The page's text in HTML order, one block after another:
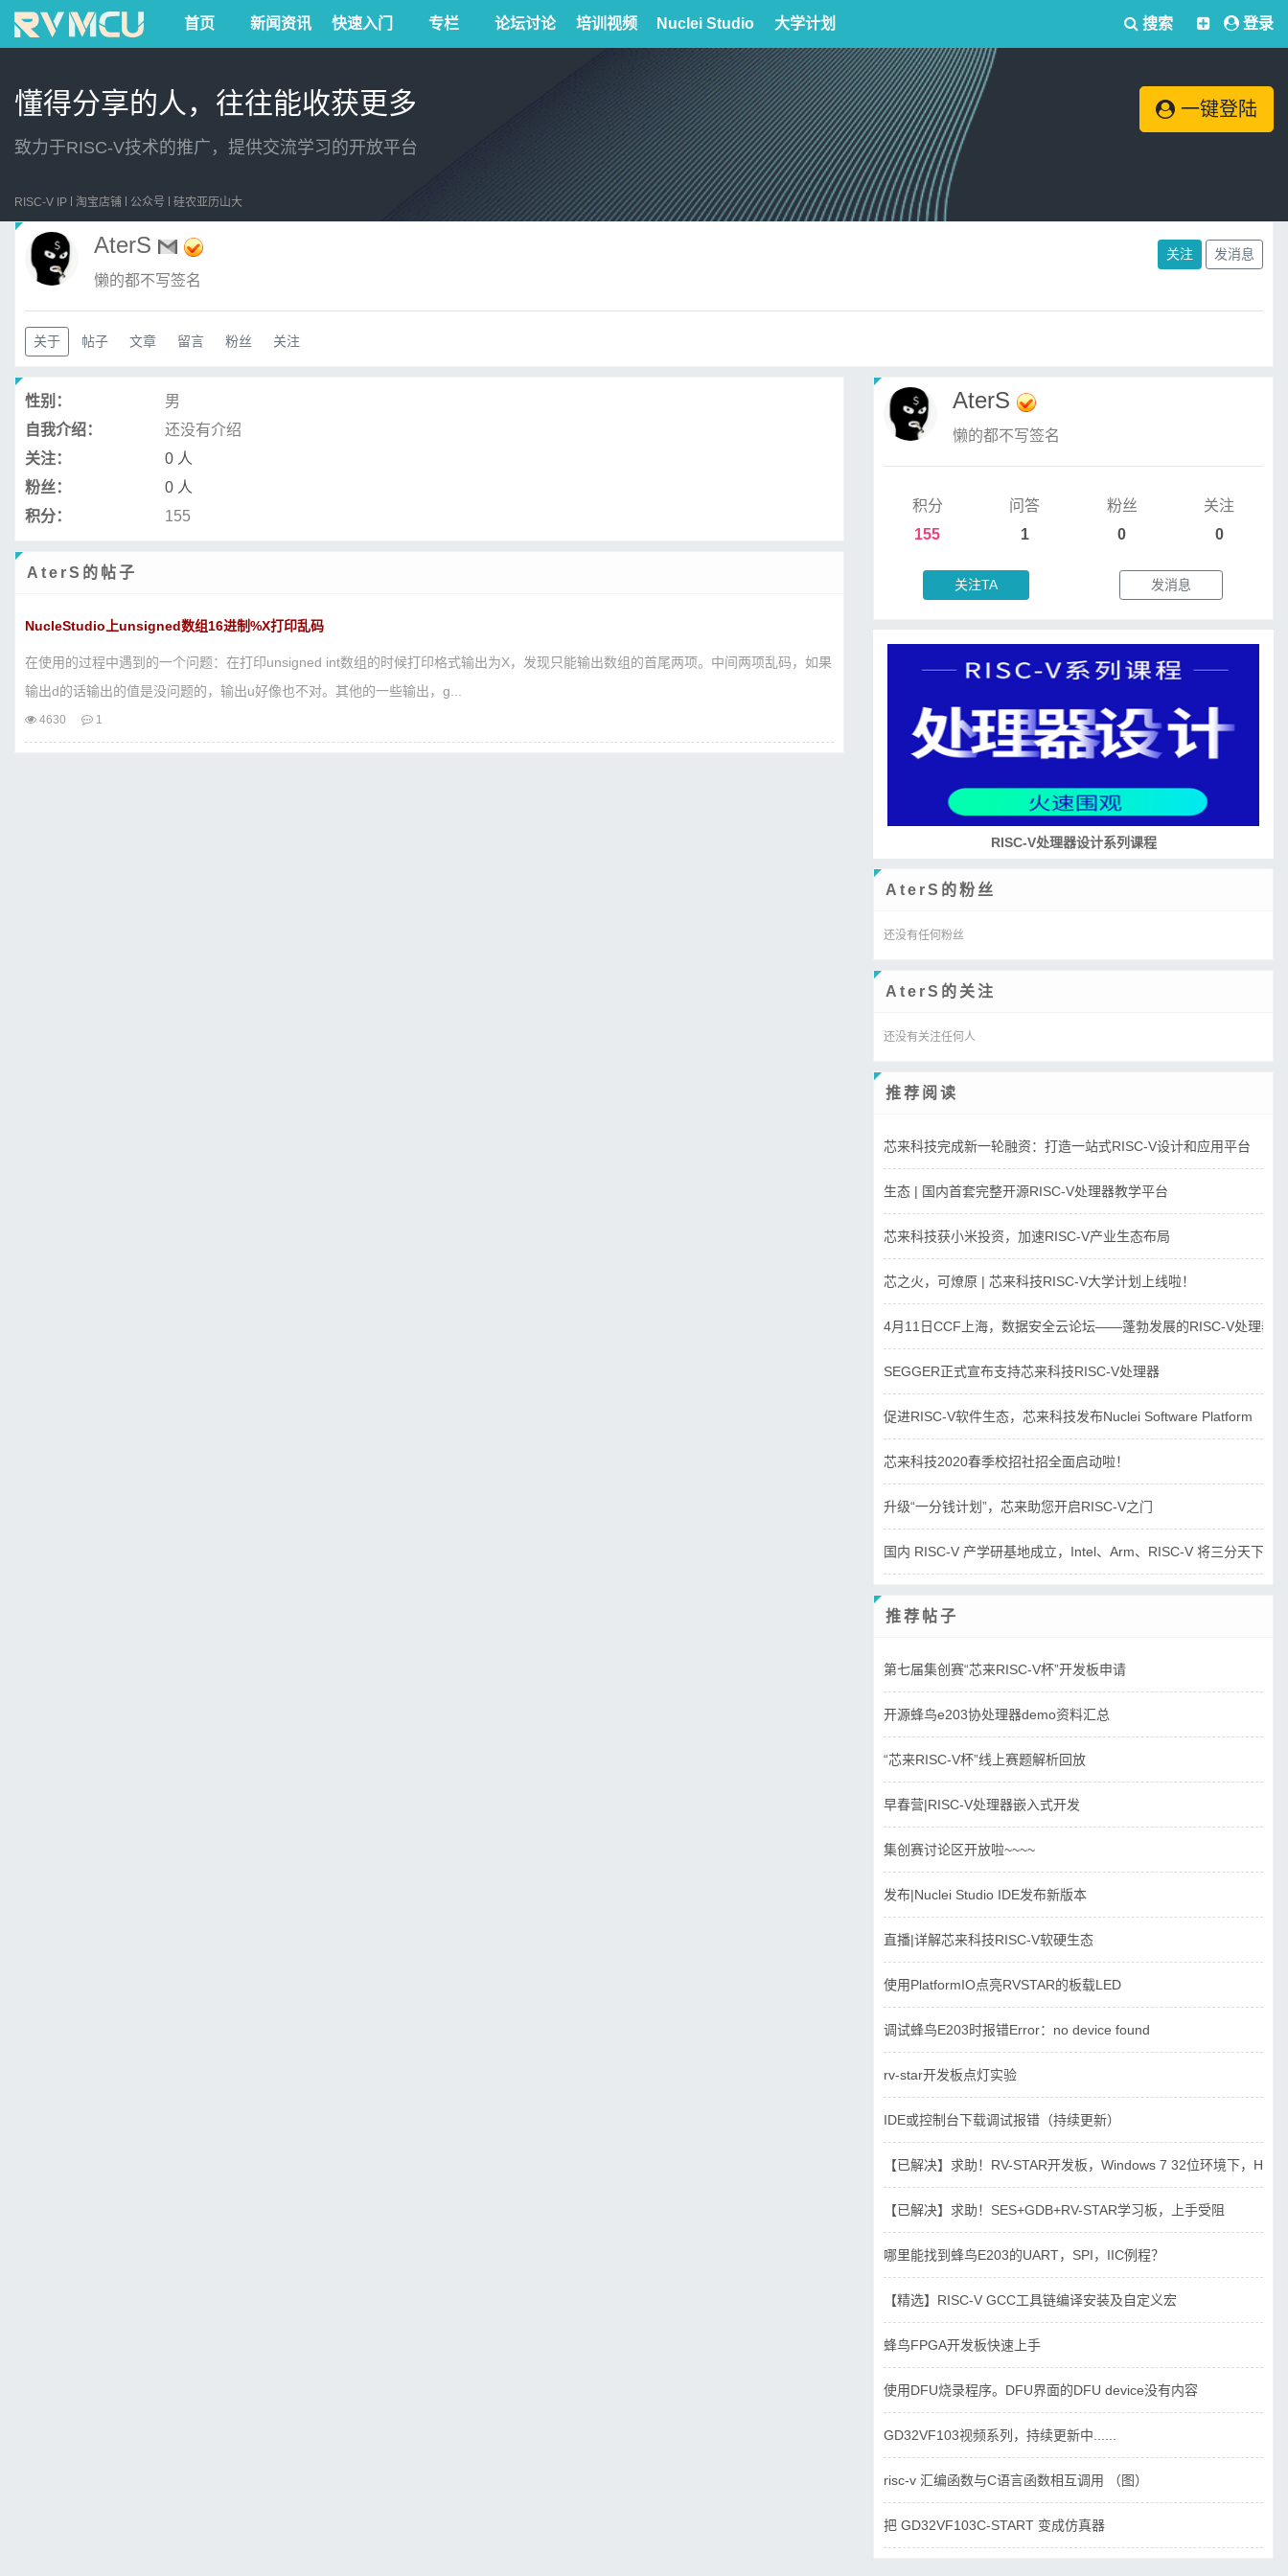
首页 新闻资讯 快速入门 专栏 论坛讨论 培训视频 Nuclei Studio 大学计划 搜索 登录
懂得分享的人，往往能收获更多
致力于RISC-V技术的推广，提供交流学习的开放平台
一键登陆
RISC-V IP 淘宝店铺 公众号 硅农亚历山大
AterS
懒的都不写签名
关注 发消息
关于 帖子 文章 留言 粉丝 关注
性别：
男
自我介绍：
还没有介绍
关注：
0 人
粉丝：
0 人
积分：
155
AterS的帖子
NucleStudio上unsigned数组16进制%X打印乱码
在使用的过程中遇到的一个问题：在打印unsigned int数组的时候打印格式输出为X，发现只能输出数组的首尾两项。中间两项乱码，如果
输出d的话输出的值是没问题的，输出u好像也不对。其他的一些输出，g...
4630 1
AterS
懒的都不写签名
积分
155
问答
1
粉丝
0
关注
0
关注TA 发消息
RISC-V处理器设计系列课程
AterS的粉丝
还没有任何粉丝
AterS的关注
还没有关注任何人
推荐阅读
芯来科技完成新一轮融资：打造一站式RISC-V设计和应用平台
生态 | 国内首套完整开源RISC-V处理器教学平台
芯来科技获小米投资，加速RISC-V产业生态布局
芯之火，可燎原 | 芯来科技RISC-V大学计划上线啦！
4月11日CCF上海，数据安全云论坛——蓬勃发展的RISC-V处理器
SEGGER正式宣布支持芯来科技RISC-V处理器
促进RISC-V软件生态，芯来科技发布Nuclei Software Platform
芯来科技2020春季校招社招全面启动啦！
升级“一分钱计划”，芯来助您开启RISC-V之门
国内 RISC-V 产学研基地成立，Intel、Arm、RISC-V 将三分天下？
推荐帖子
第七届集创赛“芯来RISC-V杯”开发板申请
开源蜂鸟e203协处理器demo资料汇总
“芯来RISC-V杯”线上赛题解析回放
早春营|RISC-V处理器嵌入式开发
集创赛讨论区开放啦~~~~
发布|Nuclei Studio IDE发布新版本
直播|详解芯来科技RISC-V软硬生态
使用PlatformIO点亮RVSTAR的板载LED
调试蜂鸟E203时报错Error：no device found
rv-star开发板点灯实验
IDE或控制台下载调试报错（持续更新）
【已解决】求助！RV-STAR开发板，Windows 7 32位环境下，
【已解决】求助！SES+GDB+RV-STAR学习板，上手受阻
哪里能找到蜂鸟E203的UART，SPI，IIC例程？
【精选】RISC-V GCC工具链编译安装及自定义宏
蜂鸟FPGA开发板快速上手
使用DFU烧录程序。DFU界面的DFU device没有内容
GD32VF103视频系列，持续更新中......
risc-v 汇编函数与C语言函数相互调用 （图）
把 GD32VF103C-START 变成仿真器